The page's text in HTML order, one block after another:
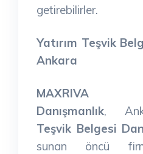
getirebilirler.
Yatırım Teşvik
Ankara
MAXRIVA
Danışmanlık,
Teşvik Belgesi
sunan öncü